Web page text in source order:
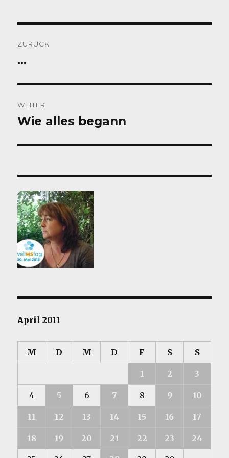
ZURÜCK
Vorheriger
…
WEITER
Nächster
Wie alles begann
April 2011
M D M D F S S
1 2 3
4 5 6 7 8 9 10
11 12 13 14 15 16 17
18 19 20 21 22 23 24